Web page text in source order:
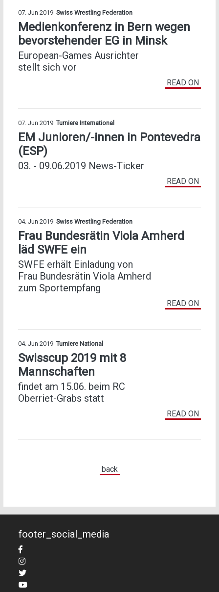
07. Jun 2019 Swiss Wrestling Federation
Medienkonferenz in Bern wegen
bevorstehender EG in Minsk
European-Games Ausrichter
stellt sich vor
READ ON
07. Jun 2019 Turniere International
EM Junioren/-innen in Pontevedra
(ESP)
03. - 09.06.2019 News-Ticker
READ ON
04. Jun 2019 Swiss Wrestling Federation
Frau Bundesrätin Viola Amherd
läd SWFE ein
SWFE erhält Einladung von
Frau Bundesrätin Viola Amherd
zum Sportempfang
READ ON
04. Jun 2019 Turniere National
Swisscup 2019 mit 8
Mannschaften
findet am 15.06. beim RC
Oberriet-Grabs statt
READ ON
back
footer_social_media